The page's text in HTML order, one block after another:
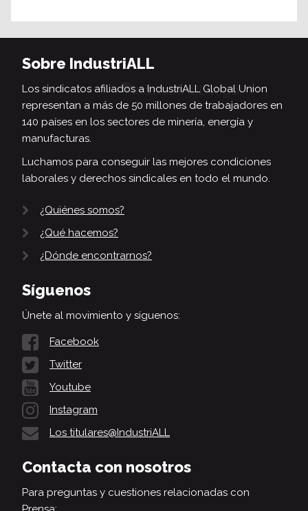
Sobre IndustriALL
Los sindicatos afiliados a IndustriALL Global Union
representan a más de 50 millones de trabajadores en
140 países en los sectores de minería, energía y
manufacturas.
Luchamos para conseguir las mejores condiciones
laborales y derechos sindicales en todo el mundo.
¿Quiénes somos?
¿Qué hacemos?
¿Dónde encontrarnos?
Síguenos
Únete al movimiento y síguenos:
Facebook
Twitter
Youtube
Instagram
Los titulares@IndustriALL
Contacta con nosotros
Para preguntas y cuestiones relacionadas con